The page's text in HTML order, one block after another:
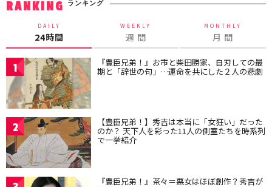
RANKING ランキング
DAILY
24時間
WEEKLY
週 間
MONTHLY
月 間
1 『豊臣兄弟！』お市と柴田勝家、自刃しての最
期と「辞世の句」…運命を共にした２人の悲劇
2 【豊臣兄弟！】秀吉は本当に「女狂い」だった
のか？ 天下人を彩った11人の側室たちを時系列
で一挙紹介
『豊臣兄弟！』茶々＝悪女はほぼ創作？秀吉が